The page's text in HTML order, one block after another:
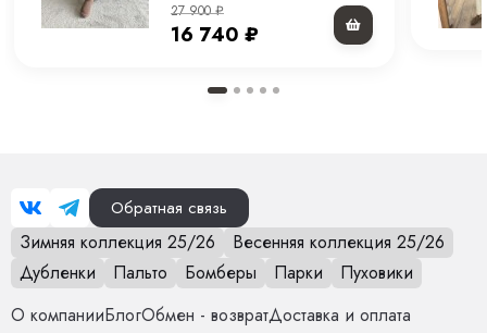
27 900₽
16 740 ₽
Обратная связь
Зимняя коллекция 25/26
Весенняя коллекция 25/26
Дубленки
Пальто Бомберы Парки
Пуховики
О компанииБлогОбмен - возвратДоставка и оплата